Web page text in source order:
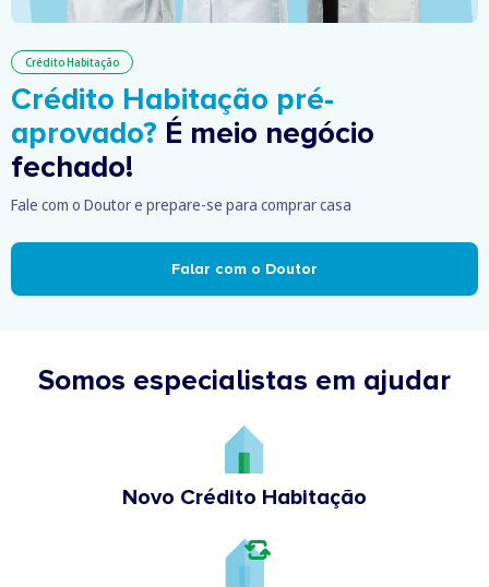
Crédito Habitação
Crédito Habitação pré-
aprovado? É meio negócio
fechado!
Fale com o Doutor e prepare-se para comprar casa
Falar com o Doutor
Somos especialistas em ajudar
Novo Crédito Habitação